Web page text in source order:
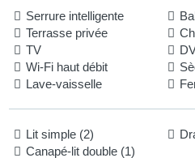
Serrure intelligente
Terrasse privée
TV
Wi-Fi haut débit
Lave-vaisselle
Lit simple (2)
Canapé-lit double (1)